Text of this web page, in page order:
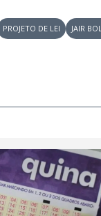
PROJETO DE LEI JAIR